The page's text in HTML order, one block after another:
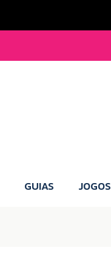
GUIAS JOGOS